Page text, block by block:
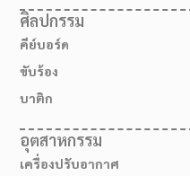
เส้นทางมาโรงเรียน
ศิลปกรรม
คีย์บอร์ด
ขับร้อง
บาติก
อุตสาหกรรม
เครื่องปรับอากาศ